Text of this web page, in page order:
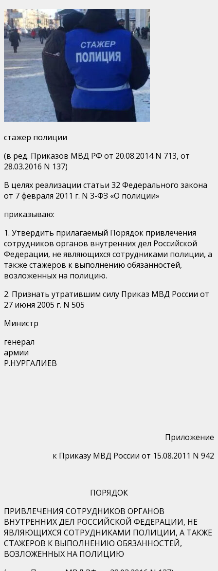
стажер полиции
(в ред. Приказов МВД РФ от 20.08.2014 N 713, от
28.03.2016 N 137)
В целях реализации статьи 32 Федерального закона
от 7 февраля 2011 г. N 3-ФЗ «О полиции»
приказываю:
1. Утвердить прилагаемый Порядок привлечения
сотрудников органов внутренних дел Российской
Федерации, не являющихся сотрудниками полиции, а
также стажеров к выполнению обязанностей,
возложенных на полицию.
2. Признать утратившим силу Приказ МВД России от
27 июня 2005 г. N 505
Министр
генерал
армии
Р.НУРГАЛИЕВ
Приложение
к Приказу МВД России от 15.08.2011 N 942
ПОРЯДОК
ПРИВЛЕЧЕНИЯ СОТРУДНИКОВ ОРГАНОВ
ВНУТРЕННИХ ДЕЛ РОССИЙСКОЙ ФЕДЕРАЦИИ, НЕ
ЯВЛЯЮЩИХСЯ СОТРУДНИКАМИ ПОЛИЦИИ, А ТАКЖЕ
СТАЖЕРОВ К ВЫПОЛНЕНИЮ ОБЯЗАННОСТЕЙ,
ВОЗЛОЖЕННЫХ НА ПОЛИЦИЮ